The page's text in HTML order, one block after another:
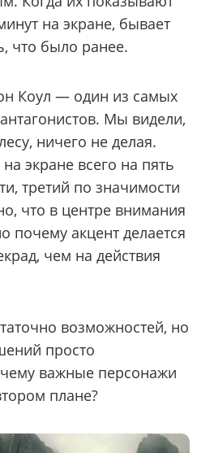
на экране, бывает
что было ранее.
Коул — один из самых
Мы видели,
ничего не делая.
экране всего на пять
третий по значимости
что в центре внимания
почему акцент делается
чем на действия
возможностей, но
просто
важные персонажи
плане?